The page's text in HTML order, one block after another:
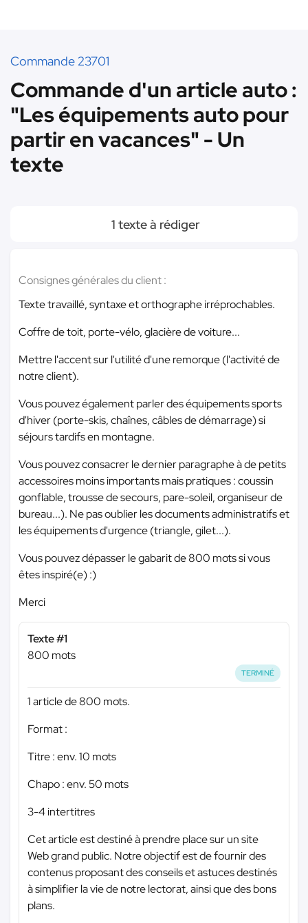
Commande 23701
Commande d'un article auto :
"Les équipements auto pour
partir en vacances" - Un
texte
1 texte à rédiger
Consignes générales du client :
Texte travaillé, syntaxe et orthographe irréprochables.
Coffre de toit, porte-vélo, glacière de voiture...
Mettre l'accent sur l'utilité d'une remorque (l'activité de
notre client).
Vous pouvez également parler des équipements sports
d'hiver (porte-skis, chaînes, câbles de démarrage) si
séjours tardifs en montagne.
Vous pouvez consacrer le dernier paragraphe à de petits
accessoires moins importants mais pratiques : coussin
gonflable, trousse de secours, pare-soleil, organiseur de
bureau...). Ne pas oublier les documents administratifs et
les équipements d'urgence (triangle, gilet...).
Vous pouvez dépasser le gabarit de 800 mots si vous
êtes inspiré(e) :)
Merci
Texte #1
800 mots
TERMINÉ
1 article de 800 mots.
Format :
Titre : env. 10 mots
Chapo : env. 50 mots
3-4 intertitres
Cet article est destiné à prendre place sur un site
Web grand public. Notre objectif est de fournir des
contenus proposant des conseils et astuces destinés
à simplifier la vie de notre lectorat, ainsi que des bons
plans.